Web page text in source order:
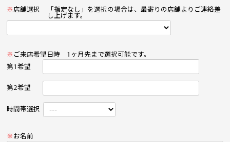
※ 店舗選択
「指定なし」を選択の場合は、最寄りの店舗よりご連絡差
し上げます。
※ ご来店希望日時
1ヶ月先まで選択可能です。
第1希望
第2希望
時間帯選択
※ お名前